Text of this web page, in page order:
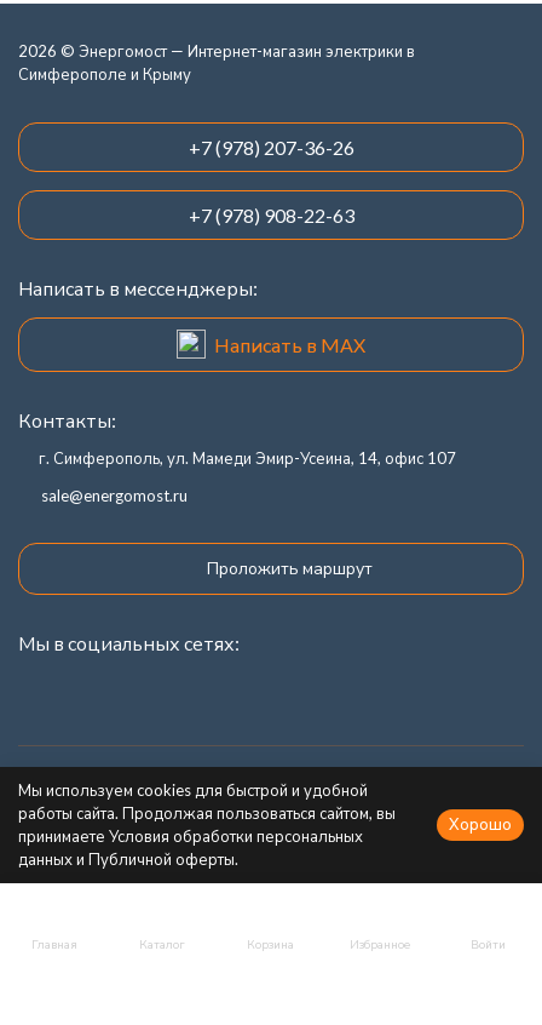
Главная Каталог Корзина Избранное Войти
2026 © Энергомост — Интернет-магазин электрики в
Симферополе и Крыму
+7 (978) 207-36-26
+7 (978) 908-22-63
Написать в мессенджеры:
Написать в MAX
Контакты:
г. Симферополь, ул. Мамеди Эмир-Усеина, 14, офис 107
sale@energomost.ru
Проложить маршрут
Мы в социальных сетях:
Каталог товаров
Информация
Мы используем cookies для быстрой и удобной
работы сайта. Продолжая пользоваться сайтом, вы
принимаете Условия обработки персональных
данных и Публичной оферты.
Хорошо